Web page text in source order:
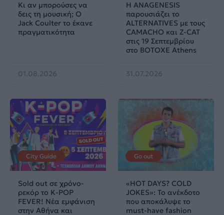
Κι αν μπορούσες να
δεις τη μουσική; Ο
Jack Coulter το έκανε
πραγματικότητα
01.08.2026
Η ANAGENESIS
παρουσιάζει το
ALTERNATIVES με τους
CAMACHO και Z-CAT
στις 19 Σεπτεμβρίου
στο BOTOXE Athens
31.07.2026
City Guide
Sold out σε χρόνο-
ρεκόρ το K-POP
FEVER! Νέα εμφάνιση
στην Αθήνα και
Go out
«HOT DAYS? COLD
JOKES»: Το ανέκδοτο
που αποκάλυψε το
must-have fashion